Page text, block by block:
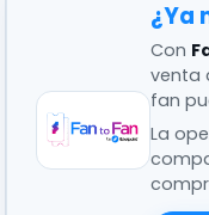
¿Ya
Con
venta
fan
La